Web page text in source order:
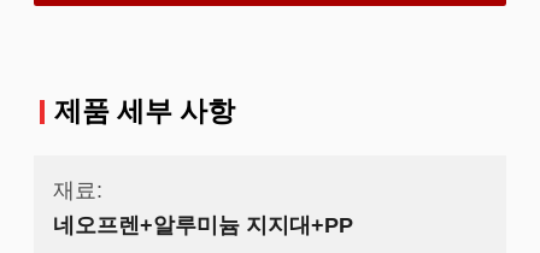
제품 세부 사항
재료:
네오프렌+알루미늄 지지대+PP